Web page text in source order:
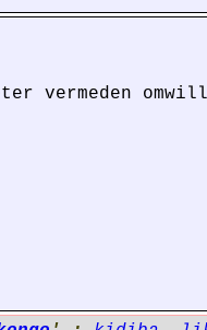
vermeden